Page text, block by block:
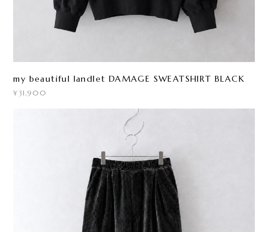
my beautiful landlet DAMAGE SWEATSHIRT BLACK
¥31,900